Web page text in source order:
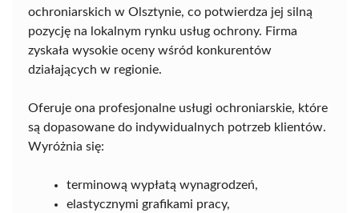
ochroniarskich w Olsztynie, co potwierdza jej silną
pozycję na lokalnym rynku usług ochrony. Firma
zyskała wysokie oceny wśród konkurentów
działających w regionie.
Oferuje ona profesjonalne usługi ochroniarskie, które
są dopasowane do indywidualnych potrzeb klientów.
Wyróżnia się:
terminową wypłatą wynagrodzeń,
elastycznymi grafikami pracy,